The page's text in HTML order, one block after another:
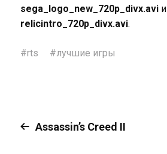
sega_logo_new_720p_divx.aviи
relicintro_720p_divx.avi.
#rts #лучшие игры
Assassin’s Creed II